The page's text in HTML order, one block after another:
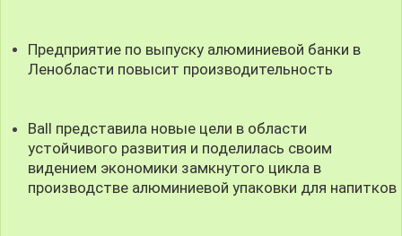
Предприятие по выпуску алюминиевой банки в
Ленобласти повысит производительность
Ball представила новые цели в области
устойчивого развития и поделилась своим
видением экономики замкнутого цикла в
производстве алюминиевой упаковки для напитков